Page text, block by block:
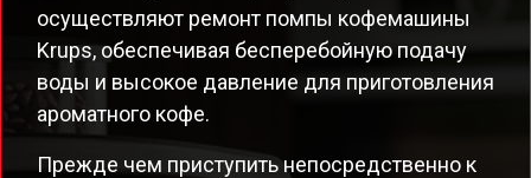
осуществляют ремонт помпы кофемашины
Krups, обеспечивая бесперебойную подачу
воды и высокое давление для приготовления
ароматного кофе.
Прежде чем приступить непосредственно к